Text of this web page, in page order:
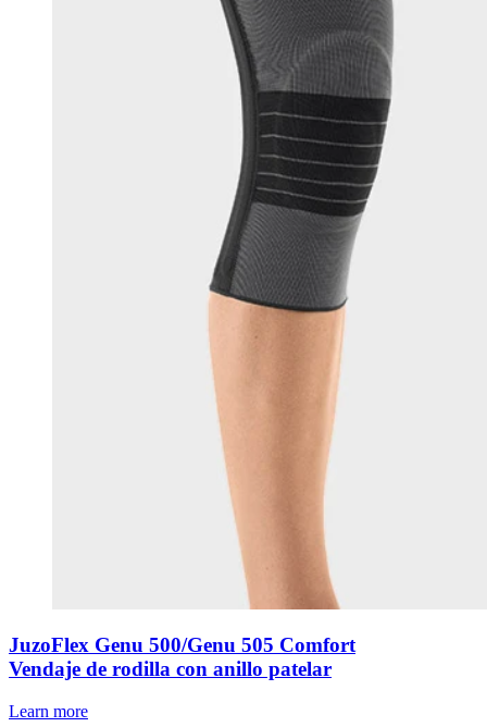
JuzoFlex Genu 500/Genu 505 Comfort
Vendaje de rodilla con anillo patelar
Learn more